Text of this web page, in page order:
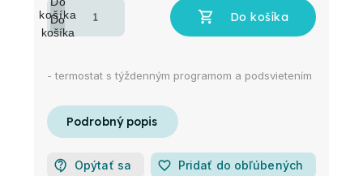
- termostat s týždenným programom a podsvietením
Opýtať sa favorite_border Pridať do obľúbených